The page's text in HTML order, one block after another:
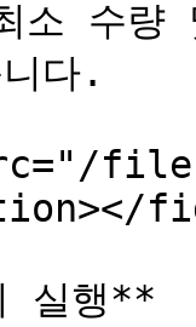
소 수량
다.
실행**